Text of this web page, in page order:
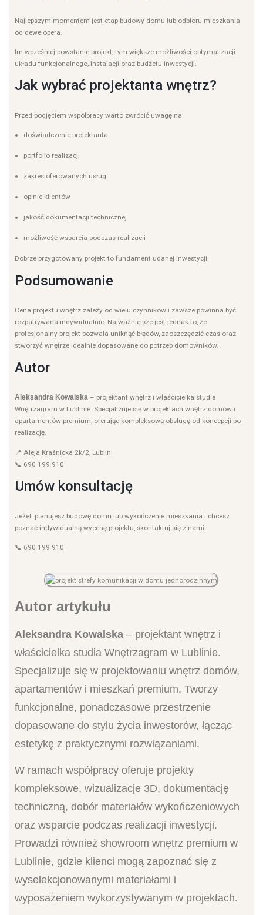
Najlepszym momentem jest etap budowy domu lub odbioru mieszkania
od dewelopera.
Im wcześniej powstanie projekt, tym większe możliwości optymalizacji
układu funkcjonalnego, instalacji oraz budżetu inwestycji.
Jak wybrać projektanta wnętrz?
Przed podjęciem współpracy warto zwrócić uwagę na:
doświadczenie projektanta
portfolio realizacji
zakres oferowanych usług
opinie klientów
jakość dokumentacji technicznej
możliwość wsparcia podczas realizacji
Dobrze przygotowany projekt to fundament udanej inwestycji.
Podsumowanie
Cena projektu wnętrz zależy od wielu czynników i zawsze powinna być
rozpatrywana indywidualnie. Najważniejsze jest jednak to, że
profesjonalny projekt pozwala uniknąć błędów, zaoszczędzić czas oraz
stworzyć wnętrze idealnie dopasowane do potrzeb domowników.
Autor
Aleksandra Kowalska – projektant wnętrz i właścicielka studia
Wnętrzagram w Lublinie. Specjalizuje się w projektach wnętrz domów i
apartamentów premium, oferując kompleksową obsługę od koncepcji po
realizację.
📍 Aleja Kraśnicka 2k/2, Lublin
📞 690 199 910
Umów konsultację
Jeżeli planujesz budowę domu lub wykończenie mieszkania i chcesz
poznać indywidualną wycenę projektu, skontaktuj się z nami.
📞 690 199 910
Autor artykułu
Aleksandra Kowalska – projektant wnętrz i
właścicielka studia Wnętrzagram w Lublinie.
Specjalizuje się w projektowaniu wnętrz domów,
apartamentów i mieszkań premium. Tworzy
funkcjonalne, ponadczasowe przestrzenie
dopasowane do stylu życia inwestorów, łącząc
estetykę z praktycznymi rozwiązaniami.
W ramach współpracy oferuje projekty
kompleksowe, wizualizacje 3D, dokumentację
techniczną, dobór materiałów wykończeniowych
oraz wsparcie podczas realizacji inwestycji.
Prowadzi również showroom wnętrz premium w
Lublinie, gdzie klienci mogą zapoznać się z
wyselekcjonowanymi materiałami i
wyposażeniem wykorzystywanym w projektach.